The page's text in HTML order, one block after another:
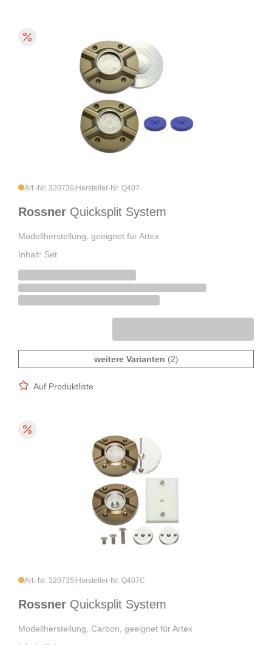
Art.-Nr. 320736 Hersteller-Nr. Q407
Rossner Quicksplit System
Modellherstellung, geeignet für Artex
Inhalt: Set
weitere Varianten (2)
Auf Produktliste
Art.-Nr. 320735 Hersteller-Nr. Q407C
Rossner Quicksplit System
Modellherstellung, Carbon, geeignet für Artex